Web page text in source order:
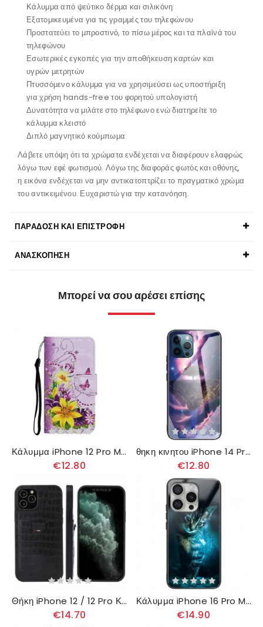
Κάλυμμα από ψεύτικο δέρμα και σιλικόνη
Εξατομικευμένα για τις γραμμές του τηλεφώνου
Προστατεύει το μπροστινό, το πίσω μέρος και τα πλαϊνά του
τηλεφώνου
Εσωτερικές εγκοπές για την αποθήκευση καρτών και
υγρών μετρητών
Πτυσσόμενο κάλυμμα για να χρησιμεύσει ως υποστήριξη
για χρήση hands-free του φορητού υπολογιστή
Δυνατότητα να μιλάτε στο τηλέφωνο ενώ διατηρείτε το
κάλυμμα κλειστό
Διπλό μαγνητικό κούμπωμα
Λάβετε υπόψη ότι τα χρώματα ενδέχεται να διαφέρουν ελαφρώς
λόγω των εφέ φωτισμού. Λόγω της διαφοράς φωτός και οθόνης,
η εικόνα ενδέχεται να μην αντικατοπτρίζει το πραγματικό χρώμα
του αντικειμένου. Ευχαριστώ για την κατανόηση.
ΠΑΡΆΔΟΣΗ ΚΑΙ ΕΠΙΣΤΡΟΦΉ
ΑΝΑΣΚΌΠΗΣΗ
Μπορεί να σου αρέσει επίσης
Κάλυμμα iPhone 12 Pro Max Αριστοτεχνικά Λουλούδια Με Λουράκι
€12.80
θηκη κινητου iPhone 14 Pro Max Αστρικό Δέντρο Από Σκληρυμένο Γυαλί
€12.80
Θήκη iPhone 12 / 12 Pro Κάτοχος Κάρτας Σε Στυλ Κροκόδειλου
€14.70
Κάλυμμα iPhone 16 Pro Max Tempered Glass Cat Σιλικόνης
€14.90